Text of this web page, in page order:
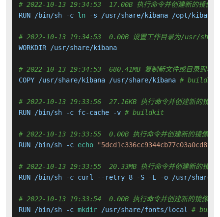
# 2022-10-13 19:34:53  17.00B 执行命令并创建新的镜像层
RUN /bin/sh -c ln -s /usr/share/kibana /opt/kibana
# 2022-10-13 19:34:53  0.00B 设置工作目录为/usr/
WORKDIR /usr/share/kibana
# 2022-10-13 19:34:53  680.41MB 复制新文件或目录到容
COPY /usr/share/kibana /usr/share/kibana # buildkit
# 2022-10-13 19:33:56  27.16KB 执行命令并创建新的镜像
RUN /bin/sh -c fc-cache -v # buildkit
# 2022-10-13 19:33:55  0.00B 执行命令并创建新的镜像层
RUN /bin/sh -c echo
# 2022-10-13 19:33:55  20.33MB 执行命令并创建新的镜像
RUN /bin/sh -c curl --retry 8 -S -L -o /usr/share/
# 2022-10-13 19:33:54  0.00B 执行命令并创建新的镜像层
RUN /bin/sh -c mkdir /usr/share/fonts/local #